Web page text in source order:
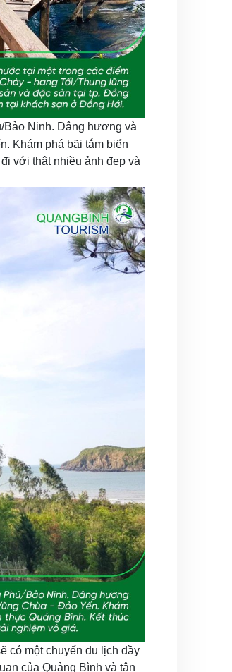
Bảo Ninh. Dâng hương và
Khám phá bãi tắm biển
với thật nhiều ảnh đẹp và
có một chuyến du lịch đầy
của Quảng Bình và tận